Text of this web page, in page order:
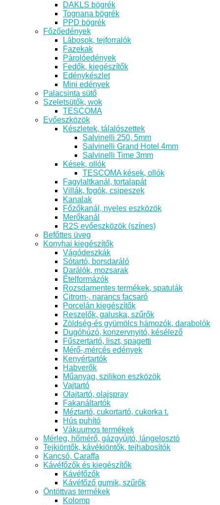
DAKLS bögrék
Tognana bögrék
PPD bögrék
Főzőedények
Lábosok, tejforralók
Fazekak
Párolóedények
Fedők, kiegészítők
Edénykészlet
Mini edények
Palacsinta sütő
Szeletsütők, wok
TESCOMA
Evőeszközök
Készletek, tálalószettek
Salvinelli 250, 5mm
Salvinelli Grand Hotel 4mm
Salvinelli Time 3mm
Kések, ollók
TESCOMA kések, ollók
Fagylaltkanál, tortalapát
Villák, fogók, csipeszek
Kanalak
Főzőkanál, nyeles eszközök
Merőkanál
R2S evőeszközök (színes)
Befőttes üveg
Konyhai kiegészítők
Vágódeszkák
Sótartó, borsdaráló
Darálók, mozsarak
Ételformázók
Rozsdamentes termékek, spatulák
Citrom-, narancs facsaró
Porcelán kiegészítők
Reszelők, galuska, szűrők
Zöldség-és gyümölcs hámozók, darabolók
Dugóhúzó, konzervnyitó, késélező
Fűszertartó, liszt, spagetti
Mérő-,mércés edények
Kenyértartók
Habverők
Műanyag, szilikon eszközök
Vajtartó
Olajtartó, olajspray
Fakanáltartók
Méztartó, cukortartó, cukorka t.
Hús puhító
Vákuumos termékek
Mérleg, hőmérő, gázgyújtó, lángelosztó
Tejkiöntők, kávékiöntők, tejhabosítók
Kancsó, Caraffa
Kávéfőzők és kiegészítők
Kávéfőzők
Kávéfőző gumik, szűrők
Öntöttvas termékek
Kolomp